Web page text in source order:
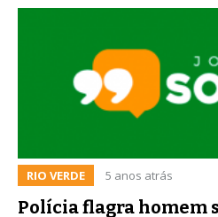
RIO VERDE 5 anos atrás
Polícia flagra homem